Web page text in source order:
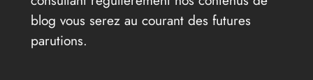
blog vous serez au courant des futures
parutions.